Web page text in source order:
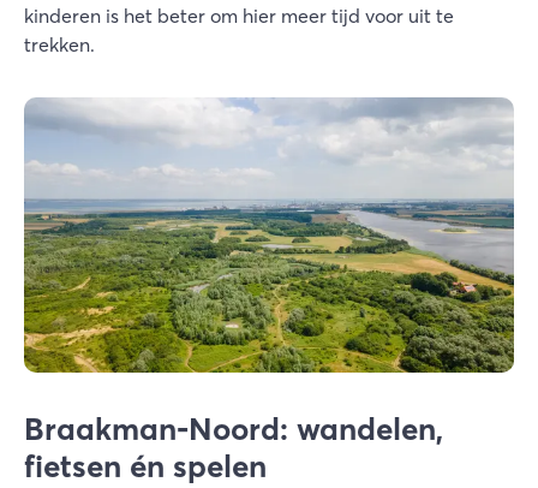
kinderen is het beter om hier meer tijd voor uit te
trekken.
Braakman-Noord: wandelen,
fietsen én spelen